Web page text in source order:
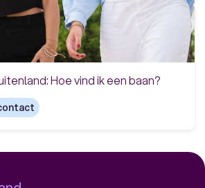
Hoe vind ik een baan?